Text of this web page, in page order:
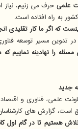
علمیحرف می زنیم، نیاز
به راه افتاده است.
که اگر ما کار تقلیدی
تدوین مسیر توسعه
را نهادینه
جدید
علمی، فناوری و
است، گزارش های
هستیم تا در گام اول